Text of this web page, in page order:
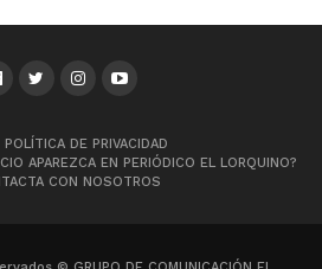
POLÍTICA DE PRIVACIDAD
APAREZCA EN PERIÓDICO EL LORQUINO?
CON NOSOTROS